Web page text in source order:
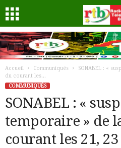
Accueil Communiqués
SONABEL : «
du courant les...
COMMUNIQUÉS
SONABEL : «
temporaire » de
courant les 21,